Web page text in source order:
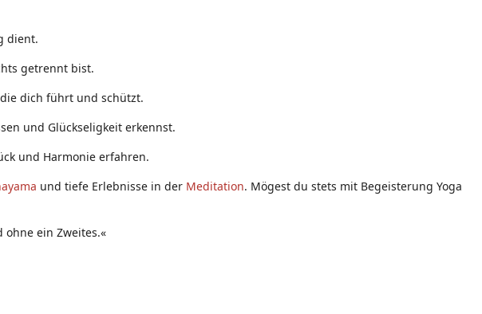
dient.
getrennt bist.
dich führt und schützt.
und Glückseligkeit erkennst.
und Harmonie erfahren.
und tiefe Erlebnisse in der Meditation. Mögest du stets mit Begeisterung Yoga
ein Zweites.«